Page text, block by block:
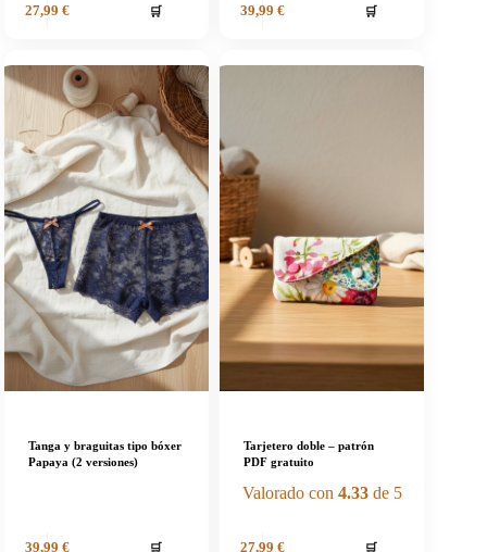
27,99 € 🛒 39,99 € 🛒
Tanga y braguitas tipo bóxer
Papaya (2 versiones)
39,99 € 🛒
Tarjetero doble – patrón
PDF gratuito
Valorado con 4.33de 5
27,99 € 🛒